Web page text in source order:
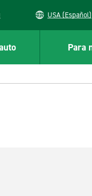
USA (Español)
Para